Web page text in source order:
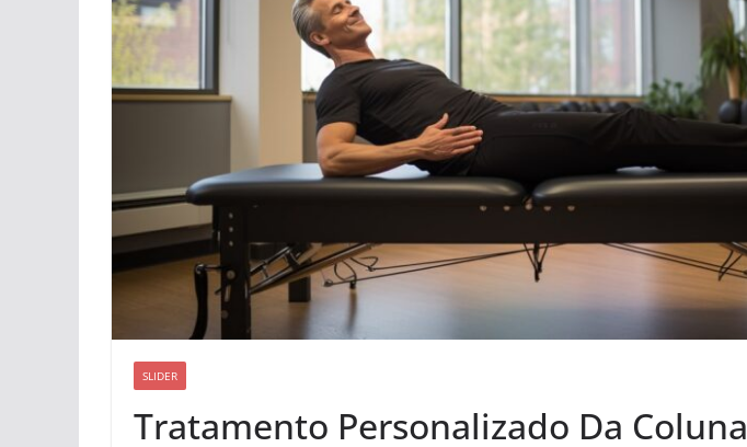
SLIDER
Tratamento Personalizado Da Coluna